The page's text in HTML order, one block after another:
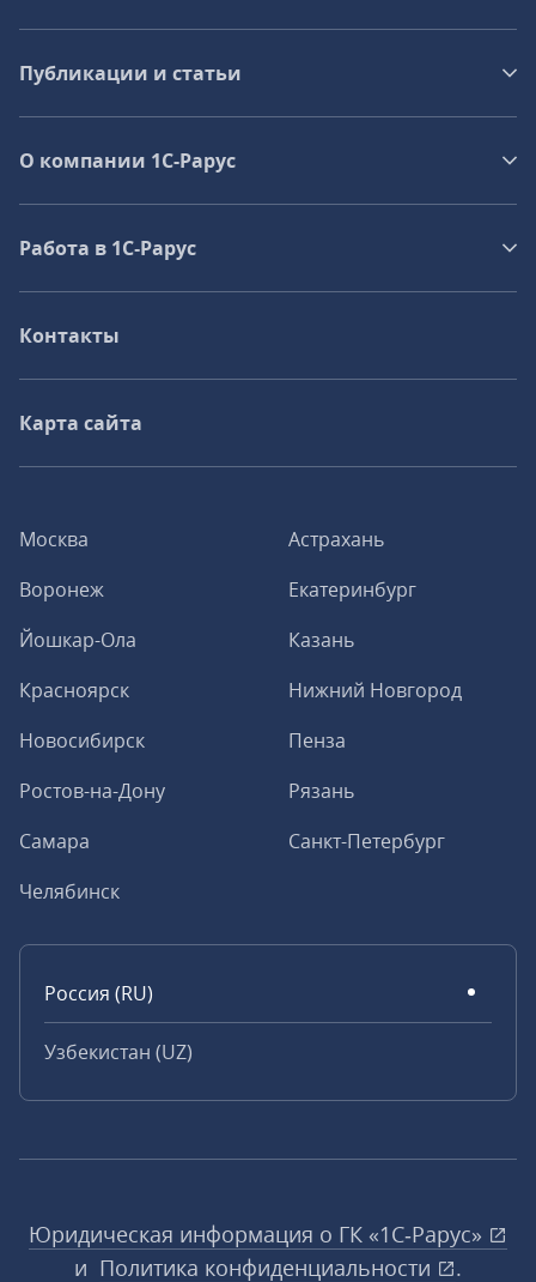
Москва
Астрахань
Воронеж
Екатеринбург
Йошкар-Ола
Казань
Красноярск
Нижний Новгород
Новосибирск
Пенза
Ростов-на-Дону
Рязань
Самара
Санкт-Петербург
Челябинск
Россия (RU)
Узбекистан (UZ)
Публикации и статьи
О компании 1C-Рарус
Работа в 1С‑Рарус
Контакты
Карта сайта
Юридическая информация о ГК «1С‑Рарус»
и Политика конфиденциальности
.